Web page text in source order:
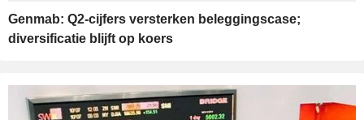
Genmab: Q2-cijfers versterken beleggingscase;
diversificatie blijft op koers